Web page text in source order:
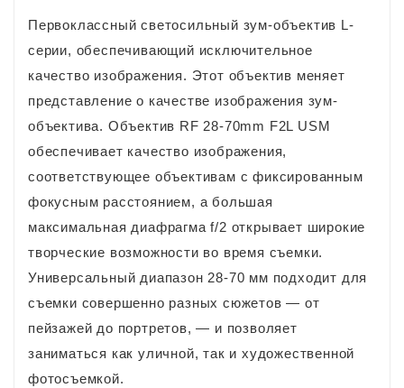
Первоклассный светосильный зум-объектив L-
серии, обеспечивающий исключительное
качество изображения. Этот объектив меняет
представление о качестве изображения зум-
объектива. Объектив RF 28-70mm F2L USM
обеспечивает качество изображения,
соответствующее объективам с фиксированным
фокусным расстоянием, а большая
максимальная диафрагма f/2 открывает широкие
творческие возможности во время съемки.
Универсальный диапазон 28-70 мм подходит для
съемки совершенно разных сюжетов — от
пейзажей до портретов, — и позволяет
заниматься как уличной, так и художественной
фотосъемкой.